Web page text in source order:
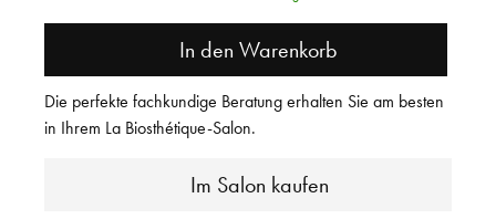
In den Warenkorb
Im Salon kaufen
Die perfekte fachkundige Beratung erhalten Sie am besten
in Ihrem La Biosthétique-Salon.